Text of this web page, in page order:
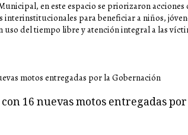
en este espacio se priorizaron
para beneficiar a niños,
del tiempo libre y atención integral a las
16 nuevas motos entregadas